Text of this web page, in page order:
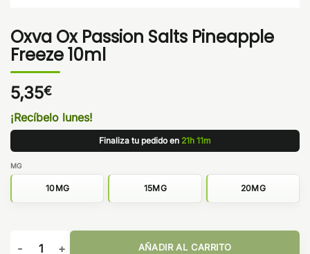
Oxva Ox Passion Salts Pineapple
Freeze 10ml
5,35€
¡Recíbelo lunes!
Finaliza tu pedido en 21h 11m
MG
10MG 15MG 20MG
Oxva Ox Passion Salts Pineapple Freeze 10ml cantidad
AÑADIR AL CARRITO